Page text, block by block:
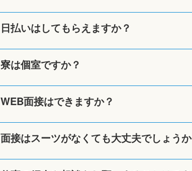
日払いはしてもらえますか？
寮は個室ですか？
WEB面接はできますか？
面接はスーツがなくても大丈夫でしょう